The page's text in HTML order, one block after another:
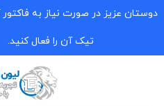
دوستان عزیز در صورت نیاز به
تیک آن را فعال کنید.